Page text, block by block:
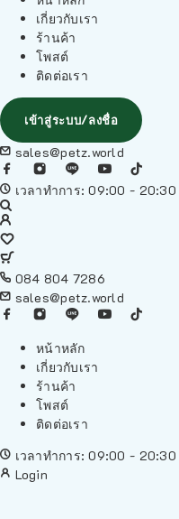
เกี่ยวกับเรา
ร้านค้า
โพสต์
ติดต่อเรา
เข้าสู่ระบบ/ลงชื่อ
sales@petz.world
เวลาทำการ: 09:00 - 20:30
084 804 7286
sales@petz.world
หน้าหลัก
เกี่ยวกับเรา
ร้านค้า
โพสต์
ติดต่อเรา
เวลาทำการ: 09:00 - 20:30
Login